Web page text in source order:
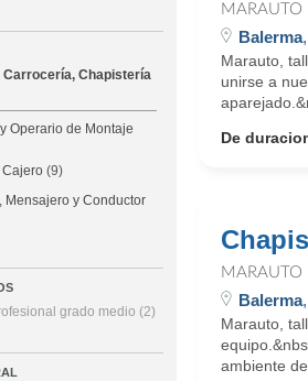
Carrocería, Chapistería
Operario de Montaje
Cajero (9)
Mensajero y Conductor
grado medio (2)
MARAUTO
Balerma
Marauto,
unirse a
De
MARAUTO
Balerma
Marauto,
ambiente